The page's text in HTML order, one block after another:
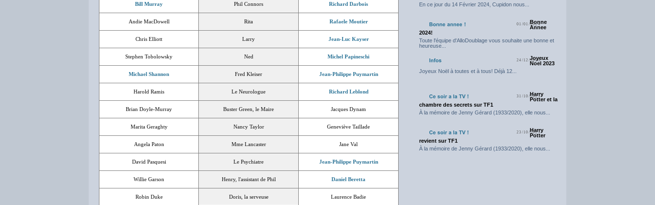
Bill Murray Phil Connors Richard Darbois
Andie MacDowell Rita Rafaele Moutier
Chris Elliott Larry Jean-Luc Kayser
Stephen Tobolowsky Ned Michel Papineschi
Michael Shannon Fred Kleiser Jean-Philippe Puymartin
Harold Ramis Le Neurologue Richard Leblond
Brian Doyle-Murray Buster Green, le Maire Jacques Dynam
Marita Geraghty Nancy Taylor Geneviève Taillade
Angela Paton Mme Lancaster Jane Val
David Pasquesi Le Psychiatre Jean-Philippe Puymartin
Willie Garson Henry, l'assistant de Phil Daniel Beretta
Robin Duke Doris, la serveuse Laurence Badie
En ce jour du 14 Février 2024, Cupidon nous...
01/01/2024
Bonne
Annee
2024!
Toute l'équipe d'AlloDoublage vous souhaite une bonne et
heureuse...
24/12/2023
Joyeux
Noel 2023
Joyeux Noël à toutes et à tous! Déjà 12...
31/10/2023
Harry
Potter et la
chambre des secrets sur TF1
À la mémoire de Jenny Gérard (1933/2020), elle nous...
23/10/2023
Harry
Potter
revient sur TF1
À la mémoire de Jenny Gérard (1933/2020), elle nous...